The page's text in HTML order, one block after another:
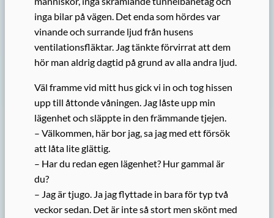
inga bilar på vägen. Det enda som hördes var
vinande och surrande ljud från husens
ventilationsfläktar. Jag tänkte förvirrat att dem
hör man aldrig dagtid på grund av alla andra ljud.
Väl framme vid mitt hus gick vi in och tog hissen
upp till åttonde våningen. Jag låste upp min
lägenhet och släppte in den främmande tjejen.
– Välkommen, här bor jag, sa jag med ett försök
att låta lite glättig.
– Har du redan egen lägenhet? Hur gammal är
du?
– Jag är tjugo. Ja jag flyttade in bara för typ två
veckor sedan. Det är inte så stort men skönt med